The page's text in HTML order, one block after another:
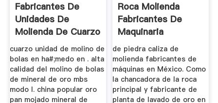
Fabricantes De
Unidades De
Molienda De Cuarzo
En Rajasthan
cuarzo unidad de molino de
bolas en ha#;medo en . alta
calidad del molino de bolas
de mineral de oro mbs
modo l. china popular oro
pan mojado mineral de
Roca Molienda
Fabricantes De
Maquinaria
de piedra caliza de
molienda fabricantes de
máquinas en México. Como
la chancadora de la roca
principal y fabricante de
planta de lavado de oro en